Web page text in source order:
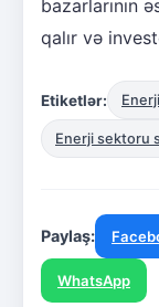
bazarlarının
qalır və
Etiketlər:
Enerji sektoru
Paylaş:
WhatsApp